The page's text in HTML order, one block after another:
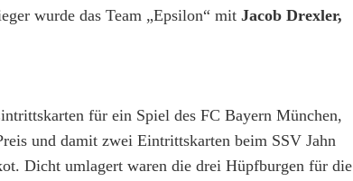
wurde das Team „Epsilon“ mit Jacob Drexler,
für ein Spiel des FC Bayern München,
und damit zwei Eintrittskarten beim SSV Jahn
Dicht umlagert waren die drei Hüpfburgen für die